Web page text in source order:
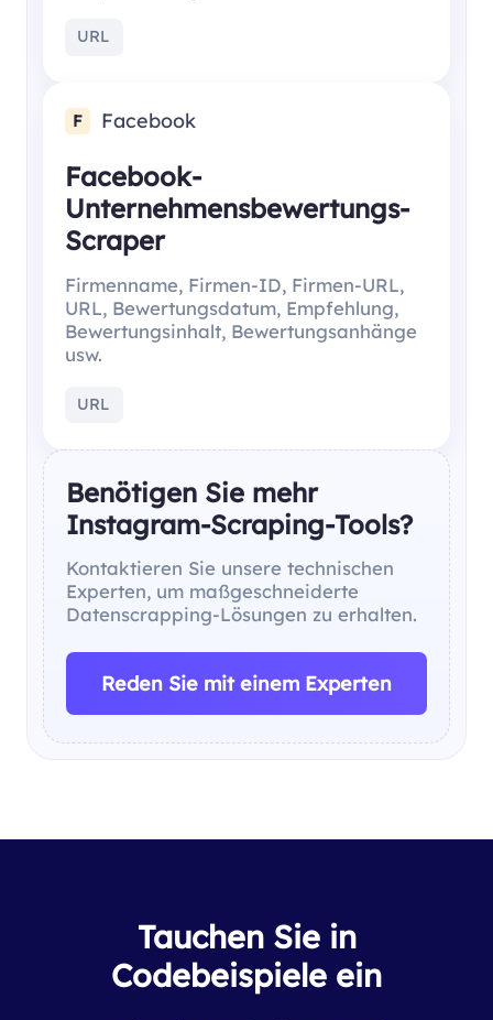
URL
F Facebook
Facebook-
Unternehmensbewertungs-
Scraper
Firmenname, Firmen-ID, Firmen-URL,
URL, Bewertungsdatum, Empfehlung,
Bewertungsinhalt, Bewertungsanhänge
usw.
URL
Benötigen Sie mehr
Instagram-Scraping-Tools?
Kontaktieren Sie unsere technischen
Experten, um maßgeschneiderte
Datenscrapping-Lösungen zu erhalten.
Reden Sie mit einem Experten
Tauchen Sie in
Codebeispiele ein